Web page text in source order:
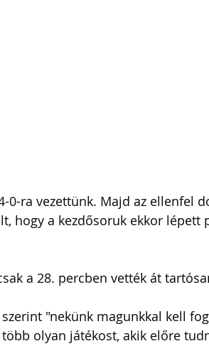
0-ra vezettünk. Majd az ellenfel
hogy a kezdősoruk ekkor
a 28. percben vették át
"nekünk magunkkal kell
olyan játékost, akik előre